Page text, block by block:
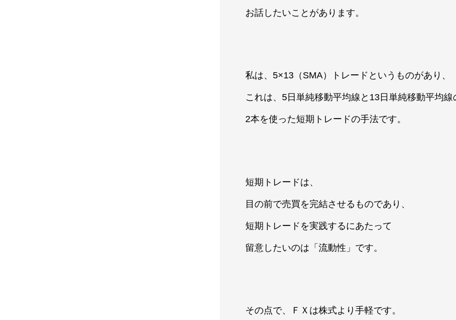
お話したいことがあります。
私は、5×13（SMA）トレードというものがあり、
これは、5日単純移動平均線と13日単純移動平均線
2本を使った短期トレードの手法です。
短期トレードは、
目の前で売買を完結させるものであり、
短期トレードを実践するにあたって
留意したいのは「流動性」です。
その点で、ＦＸは株式より手軽です。